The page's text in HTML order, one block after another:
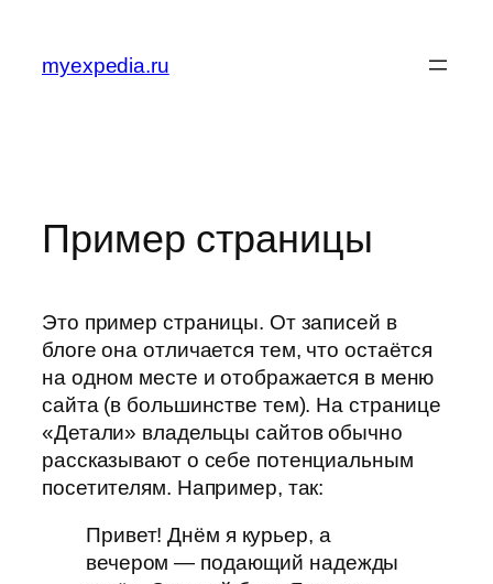
содержимому
myexpedia.ru
Пример страницы
Это пример страницы. От записей в
блоге она отличается тем, что остаётся
на одном месте и отображается в меню
сайта (в большинстве тем). На странице
«Детали» владельцы сайтов обычно
рассказывают о себе потенциальным
посетителям. Например, так:
Привет! Днём я курьер, а
вечером — подающий надежды